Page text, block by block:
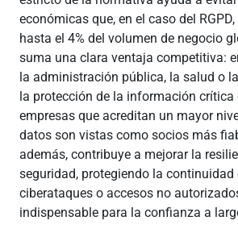
económicas que, en el caso del
hasta el 4% del volumen de negocio
suma una clara ventaja competitiva:
la administración pública, la salud o
la protección de la información crítica
empresas que acreditan un mayor
datos son vistas como socios más
además, contribuye a mejorar la
seguridad, protegiendo la continuidad
ciberataques o accesos no
indispensable para la confianza a